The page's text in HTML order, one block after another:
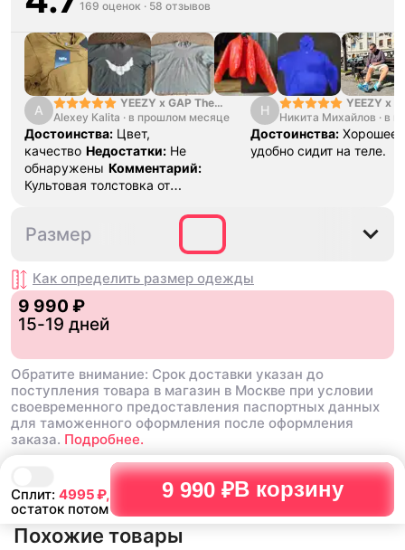
Сплит: 4995₽,
остаток потом
9 990 ₽В корзину
Если товар не подошел,
воспользуйтесь услугой повторной
продажи. Пишите в
@unicorn_go_bot, оператор
расскажет подробности и ответит
на все вопросы
169 оценок · 58 отзывов
A
YEEZY x GAP The
Perfect Hoodie Light
Brown
Alexey Каlita · в прошлом месяце
Достоинства: Цвет,
качество Недостатки: Не
обнаружены Комментарий:
Культовая толстовка от
Маломерит, поэтому берите на
размер больше и будет вам
Н
YEEZY x
Balenciaga
Никита Михайлов · в
Достоинства: Хорошее
удобно сидит на теле.
Размер
Как определить размер одежды
9 990 ₽
15-19 дней
Обратите внимание: Срок доставки указан до
поступления товара в магазин в Москве при условии
своевременного предоставления паспортных данных
для таможенного оформления после оформления
заказа. Подробнее.
Похожие товары